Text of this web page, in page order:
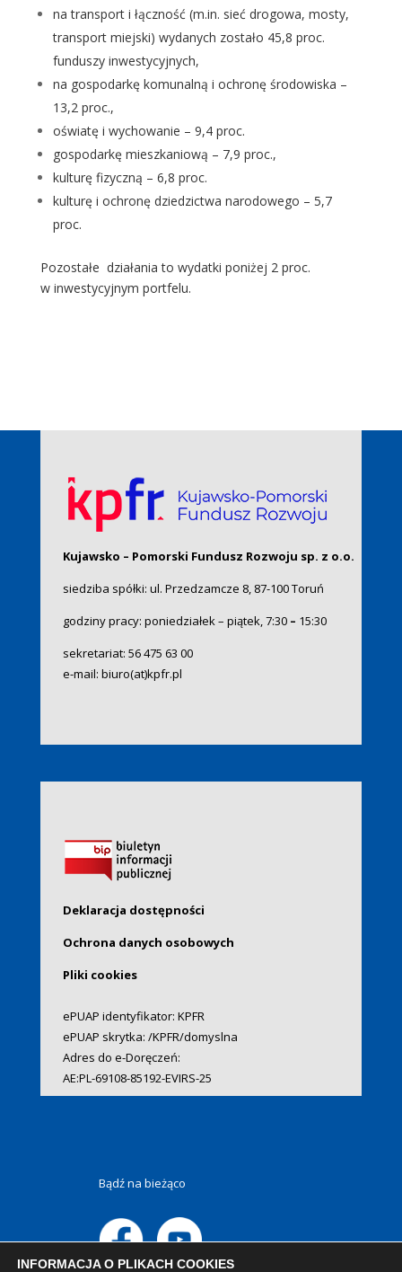
na transport i łączność (m.in. sieć drogowa, mosty,
transport miejski) wydanych zostało 45,8 proc.
funduszy inwestycyjnych,
na gospodarkę komunalną i ochronę środowiska –
13,2 proc.,
oświatę i wychowanie – 9,4 proc.
gospodarkę mieszkaniową – 7,9 proc.,
kulturę fizyczną – 6,8 proc.
kulturę i ochronę dziedzictwa narodowego – 5,7
proc.
Pozostałe działania to wydatki poniżej 2 proc.
w inwestycyjnym portfelu.
Kujawsko – Pomorski Fundusz Rozwoju sp. z o.o.
siedziba spółki: ul. Przedzamcze 8, 87-100 Toruń
godziny pracy: poniedziałek – piątek, 7:30– 15:30
sekretariat: 56 475 63 00
e-mail: biuro(at)kpfr.pl
Deklaracja dostępności
Ochrona danych osobowych
Pliki cookies
ePUAP identyfikator: KPFR
ePUAP skrytka: /KPFR/domyslna
Adres do e-Doręczeń:
AE:PL-69108-85192-EVIRS-25
Bądź na bieżąco
INFORMACJA O PLIKACH COOKIES